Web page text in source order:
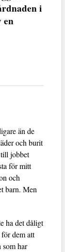
i
en
än de
och burit
jobbet
för mitt
och
barn. Men
ha det dåligt
dem att
som har